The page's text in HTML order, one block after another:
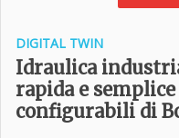
DIGITAL TWIN
Idraulica
rapida e
configurabili di